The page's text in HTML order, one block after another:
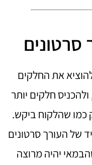
סרטונים
את החלקים
חלקים יותר
כמו שהלקוח ביקש.
של העורך סרטונים
יהיה מרוצה